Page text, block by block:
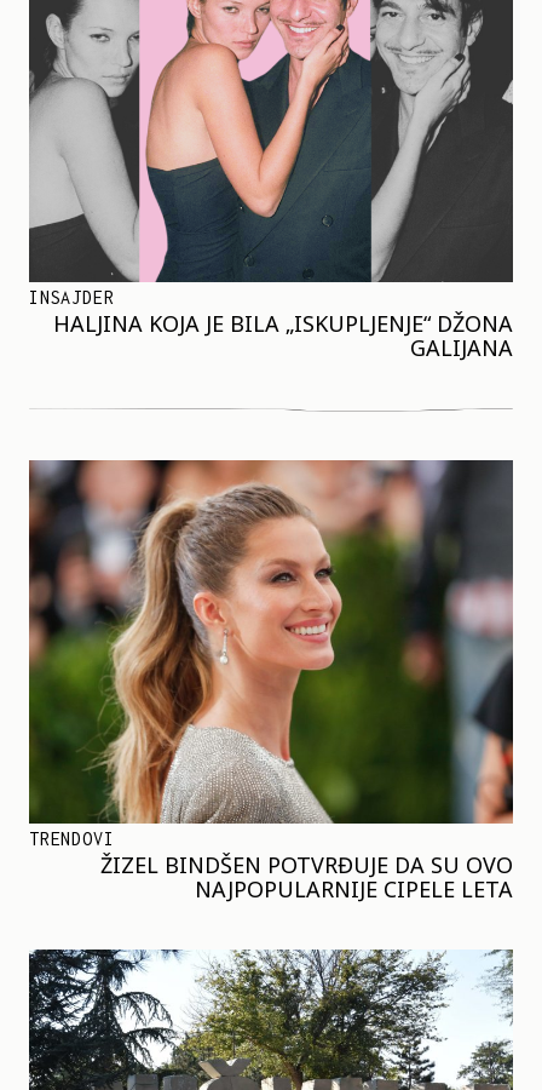
INSAJDER
HALJINA KOJA JE BILA „ISKUPLJENJE“ DŽONA
GALIJANA
TRENDOVI
ŽIZEL BINDŠEN POTVRĐUJE DA SU OVO
NAJPOPULARNIJE CIPELE LETA